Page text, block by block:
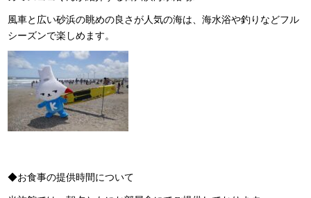
風車と広い砂浜の眺めの良さが人気の海は、海水浴や釣りなどフル
シーズンで楽しめます。
◆お食事の提供時間について